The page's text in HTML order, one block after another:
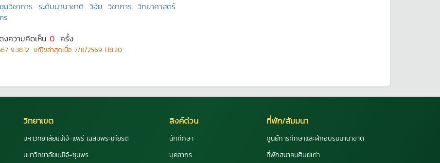
มวิชาการ ระดับนานาชาติ วิจัย วิชาการ วิทยาศาสตร์
ร
งความคิดเห็น 0 ครั้ง
9:38:12 แก้ไขล่าสุดเมื่อ 7/8/2569 1:18:20
วิทยาเขต
มหาวิทยาลัยแม่โจ้-แพร่ เฉลิมพระเกียรติ
มหาวิทยาลัยแม่โจ้-ชุมพร
ลิงค์ด่วน
นักศึกษา
บุคลากร
ที่พัก/สัมมนา
ศูนย์การศึกษาและฝึกอบรมนานาชาติ
ที่พักสมาคมศิษย์เก่า